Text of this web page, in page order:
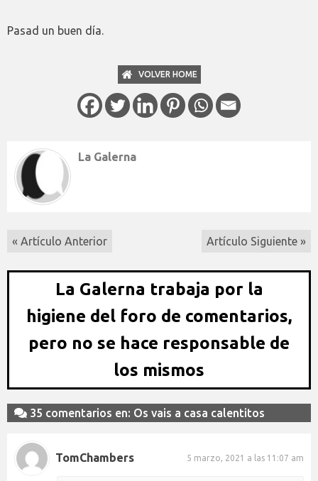
Pasad un buen día.
VOLVER HOME
La Galerna
« Artículo Anterior Artículo Siguiente »
La Galerna trabaja por la
higiene del foro de comentarios,
pero no se hace responsable de
los mismos
35 comentarios en: Os vais a casa calentitos
TomChambers 5 marzo, 2021 a las 11:07 am